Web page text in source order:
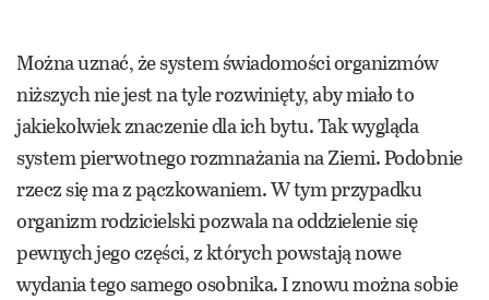
Można uznać, że system świadomości organizmów
niższych nie jest na tyle rozwinięty, aby miało to
jakiekolwiek znaczenie dla ich bytu. Tak wygląda
system pierwotnego rozmnażania na Ziemi. Podobnie
rzecz się ma z pączkowaniem. W tym przypadku
organizm rodzicielski pozwala na oddzielenie się
pewnych jego części, z których powstają nowe
wydania tego samego osobnika. I znowu można sobie